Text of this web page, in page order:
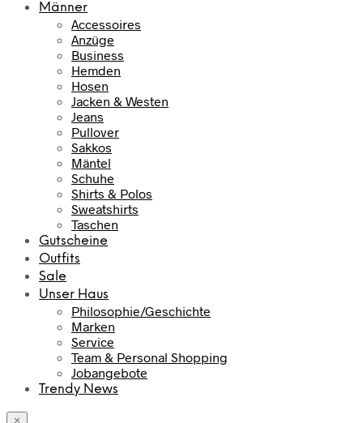
Männer
Accessoires
Anzüge
Business
Hemden
Hosen
Jacken & Westen
Jeans
Pullover
Sakkos
Mäntel
Schuhe
Shirts & Polos
Sweatshirts
Taschen
Gutscheine
Outfits
Sale
Unser Haus
Philosophie/Geschichte
Marken
Service
Team & Personal Shopping
Jobangebote
Trendy News
×